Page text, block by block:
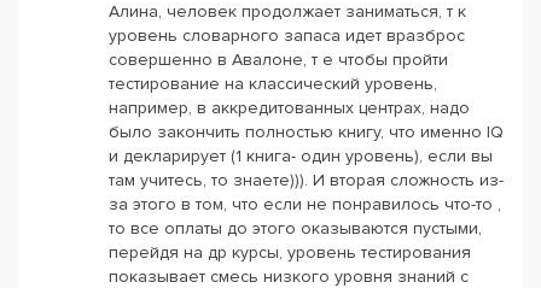
Алина, человек продолжает заниматься, т к
уровень словарного запаса идет вразброс
совершенно в Авалоне, т е чтобы пройти
тестирование на классический уровень,
например, в аккредитованных центрах, надо
было закончить полностью книгу, что именно IQ
и декларирует (1 книга- один уровень), если вы
там учитесь, то знаете))). И вторая сложность из-
за этого в том, что если не понравилось что-то ,
то все оплаты до этого оказываются пустыми,
перейдя на др курсы, уровень тестирования
показывает смесь низкого уровня знаний с